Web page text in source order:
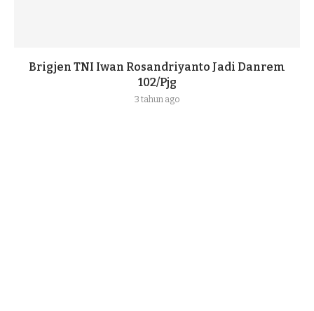
Brigjen TNI Iwan Rosandriyanto Jadi Danrem
102/Pjg
3 tahun ago